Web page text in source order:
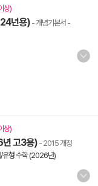
상)
년용)- 개념기본서 -
상)
년 고3용) - 2015 개정
유형 수학 (2026년)